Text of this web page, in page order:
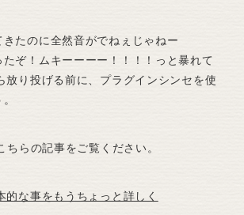
たのに全然音がでねぇじゃねー
ぞ！ムキーーーー！！！！っと暴れて
放り投げる前に、プラグインシンセを使
らの記事をご覧ください。
的な事をもうちょっと詳しく